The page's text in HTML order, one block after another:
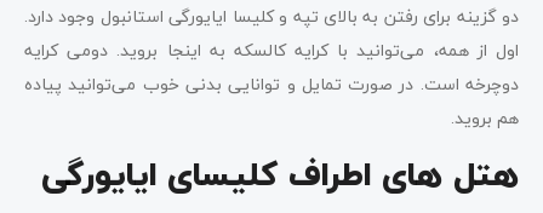
دو گزینه برای رفتن به بالای تپه و کلیسا ایایورگی استانبول وجود دارد.
اول از همه، می‌توانید با کرایه کالسکه به اینجا بروید. دومی کرایه
دوچرخه است. در صورت تمایل و توانایی بدنی خوب می‌توانید پیاده
هم بروید.
هتل های اطراف کلیسای ایایورگی